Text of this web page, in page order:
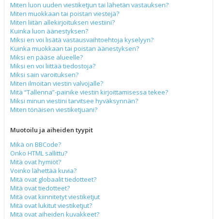
Miten luon uuden viestiketjun tai lähetän vastauksen?
Miten muokkaan tai poistan viestejä?
Miten liitän allekirjoituksen viestiini?
Kuinka luon äänestyksen?
Miksi en voi lisätä vastausvaihtoehtoja kyselyyn?
Kuinka muokkaan tai poistan äänestyksen?
Miksi en pääse alueelle?
Miksi en voi liittää tiedostoja?
Miksi sain varoituksen?
Miten ilmoitan viestin valvojalle?
Mitä “Tallenna”-painike viestin kirjoittamisessa tekee?
Miksi minun viestini tarvitsee hyväksynnän?
Miten tönäisen viestiketjuani?
Muotoilu ja aiheiden tyypit
Mikä on BBCode?
Onko HTML sallittu?
Mitä ovat hymiöt?
Voinko lähettää kuvia?
Mitä ovat globaalit tiedotteet?
Mitä ovat tiedotteet?
Mitä ovat kiinnitetyt viestiketjut
Mitä ovat lukitut viestiketjut?
Mitä ovat aiheiden kuvakkeet?